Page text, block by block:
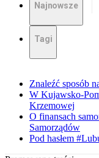
Najnowsze
Tagi
Znaleźć sposób
W Kujawsko-
Krzemowej
O finansach
Samorządów
Pod hasłem